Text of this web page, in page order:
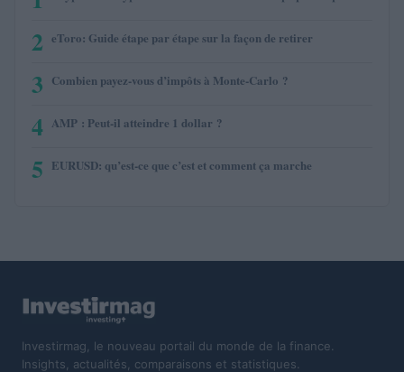
2 eToro: Guide étape par étape sur la façon de retirer
3 Combien payez-vous d’impôts à Monte-Carlo ?
4 AMP : Peut-il atteindre 1 dollar ?
5 EURUSD: qu’est-ce que c’est et comment ça marche
Investirmag, le nouveau portail du monde de la finance.
Insights, actualités, comparaisons et statistiques.